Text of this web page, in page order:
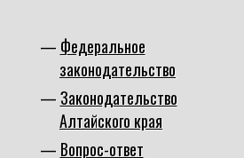
Федеральное
законодательство
Законодательство
Алтайского края
Вопрос-ответ